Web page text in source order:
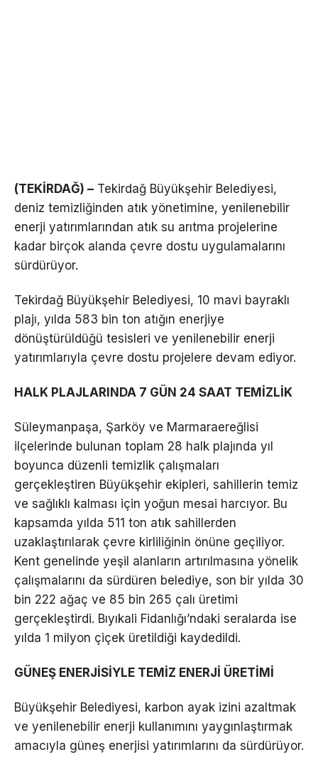
(TEKİRDAĞ) – Tekirdağ Büyükşehir Belediyesi,
deniz temizliğinden atık yönetimine, yenilenebilir
enerji yatırımlarından atık su arıtma projelerine
kadar birçok alanda çevre dostu uygulamalarını
sürdürüyor.
Tekirdağ Büyükşehir Belediyesi, 10 mavi bayraklı
plajı, yılda 583 bin ton atığın enerjiye
dönüştürüldüğü tesisleri ve yenilenebilir enerji
yatırımlarıyla çevre dostu projelere devam ediyor.
HALK PLAJLARINDA 7 GÜN 24 SAAT TEMİZLİK
Süleymanpaşa, Şarköy ve Marmaraereğlisi
ilçelerinde bulunan toplam 28 halk plajında yıl
boyunca düzenli temizlik çalışmaları
gerçekleştiren Büyükşehir ekipleri, sahillerin temiz
ve sağlıklı kalması için yoğun mesai harcıyor. Bu
kapsamda yılda 511 ton atık sahillerden
uzaklaştırılarak çevre kirliliğinin önüne geçiliyor.
Kent genelinde yeşil alanların artırılmasına yönelik
çalışmalarını da sürdüren belediye, son bir yılda 30
bin 222 ağaç ve 85 bin 265 çalı üretimi
gerçekleştirdi. Bıyıkali Fidanlığı’ndaki seralarda ise
yılda 1 milyon çiçek üretildiği kaydedildi.
GÜNEŞ ENERJİSİYLE TEMİZ ENERJİ ÜRETİMİ
Büyükşehir Belediyesi, karbon ayak izini azaltmak
ve yenilenebilir enerji kullanımını yaygınlaştırmak
amacıyla güneş enerjisi yatırımlarını da sürdürüyor.